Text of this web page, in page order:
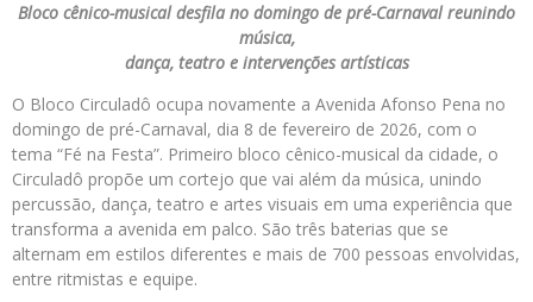
Bloco cênico-musical desfila no domingo de pré-Carnaval reunindo
música,
dança, teatro e intervenções artísticas
O Bloco Circuladô ocupa novamente a Avenida Afonso Pena no
domingo de pré-Carnaval, dia 8 de fevereiro de 2026, com o
tema “Fé na Festa”. Primeiro bloco cênico-musical da cidade, o
Circuladô propõe um cortejo que vai além da música, unindo
percussão, dança, teatro e artes visuais em uma experiência que
transforma a avenida em palco. São três baterias que se
alternam em estilos diferentes e mais de 700 pessoas envolvidas,
entre ritmistas e equipe.